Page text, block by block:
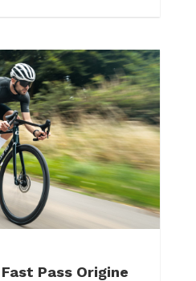
Pass Origine